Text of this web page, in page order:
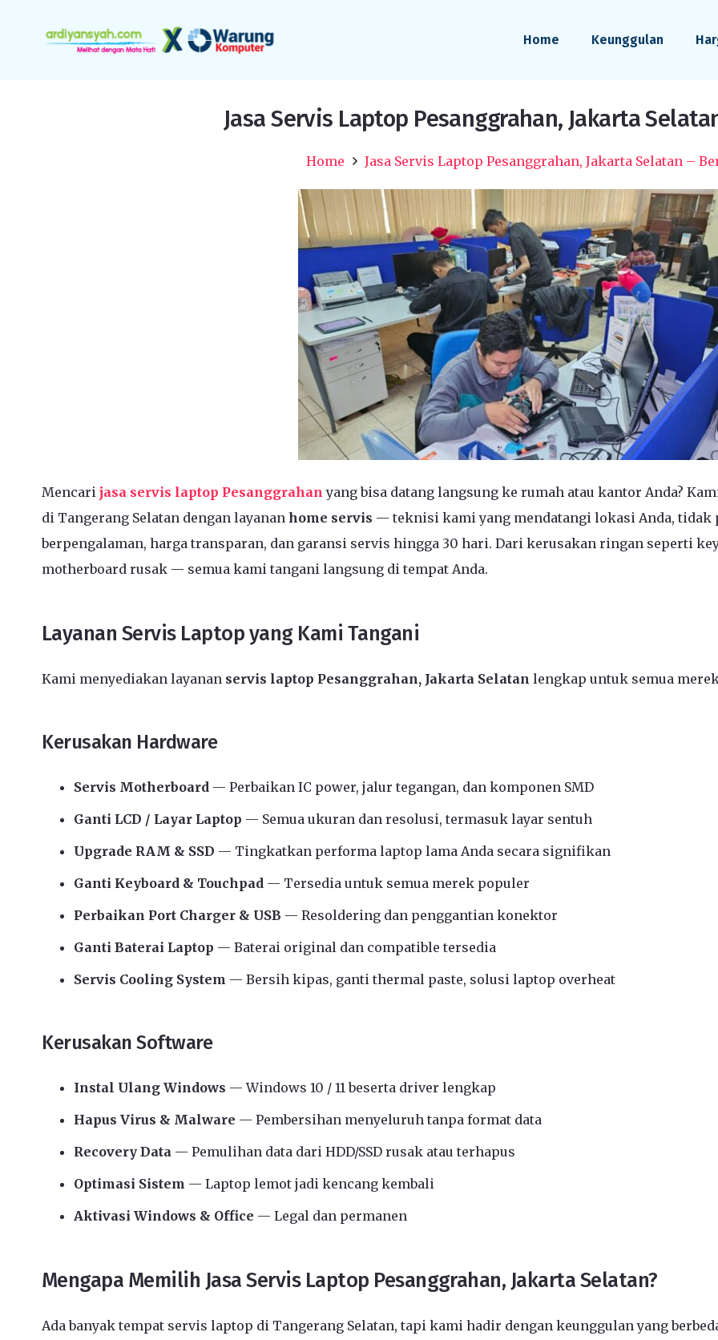
Home Keunggulan
Jasa Servis Laptop Pesanggrahan, Jakarta
Home Jasa Servis Laptop Pesanggrahan, Jakarta Selatan –
Mencari jasa servis laptop Pesanggrahanyang bisa datang langsung ke rumah atau kantor Anda?
di Tangerang Selatan dengan layanan home servis — teknisi kami yang mendatangi lokasi Anda,
berpengalaman, harga transparan, dan garansi servis hingga 30 hari. Dari kerusakan ringan seperti
motherboard rusak — semua kami tangani langsung di tempat Anda.
Layanan Servis Laptop yang Kami Tangani
Kami menyediakan layanan servis laptop Pesanggrahan, Jakarta Selatan lengkap untuk semua
Kerusakan Hardware
Servis Motherboard — Perbaikan IC power, jalur tegangan, dan komponen SMD
Ganti LCD / Layar Laptop — Semua ukuran dan resolusi, termasuk layar sentuh
Upgrade RAM & SSD — Tingkatkan performa laptop lama Anda secara signifikan
Ganti Keyboard & Touchpad — Tersedia untuk semua merek populer
Perbaikan Port Charger & USB — Resoldering dan penggantian konektor
Ganti Baterai Laptop — Baterai original dan compatible tersedia
Servis Cooling System — Bersih kipas, ganti thermal paste, solusi laptop overheat
Kerusakan Software
Instal Ulang Windows — Windows 10 / 11 beserta driver lengkap
Hapus Virus & Malware — Pembersihan menyeluruh tanpa format data
Recovery Data — Pemulihan data dari HDD/SSD rusak atau terhapus
Optimasi Sistem — Laptop lemot jadi kencang kembali
Aktivasi Windows & Office — Legal dan permanen
Mengapa Memilih Jasa Servis Laptop Pesanggrahan, Jakarta Selatan?
Ada banyak tempat servis laptop di Tangerang Selatan, tapi kami hadir dengan keunggulan yang